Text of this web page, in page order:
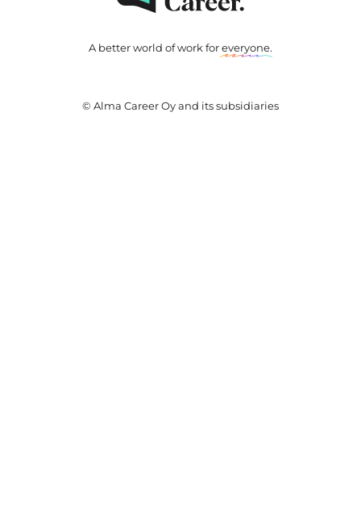
A better world of work foreveryone.
© Alma Career Oy and its subsidiaries